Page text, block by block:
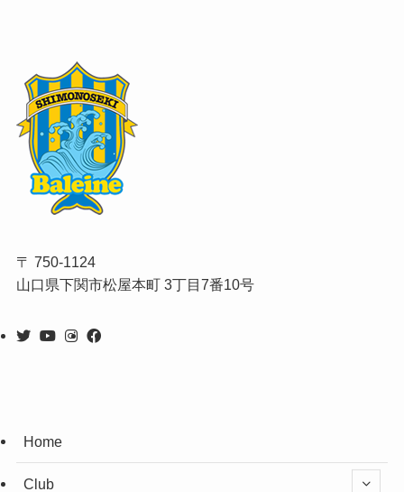
〒 750-1124
山口県下関市松屋本町 3丁目7番10号
Home
Club